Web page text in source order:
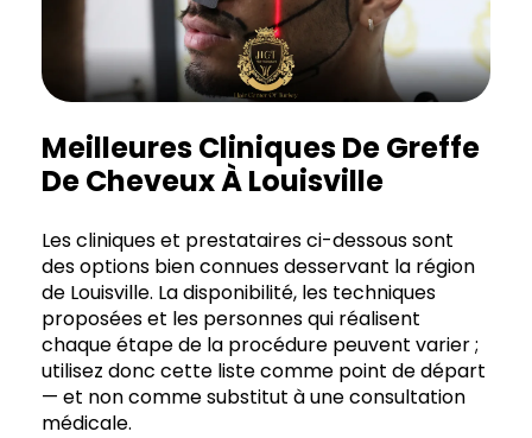
Meilleures Cliniques De Greffe
De Cheveux À Louisville
Les cliniques et prestataires ci-dessous sont
des options bien connues desservant la région
de Louisville. La disponibilité, les techniques
proposées et les personnes qui réalisent
chaque étape de la procédure peuvent varier ;
utilisez donc cette liste comme point de départ
— et non comme substitut à une consultation
médicale.